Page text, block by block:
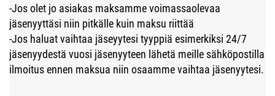
-Jos olet jo asiakas maksamme voimassaolevaa
jäsenyyttäsi niin pitkälle kuin maksu riittää
-Jos haluat vaihtaa jäseyytesi tyyppiä esimerkiksi 24/7
jäsenyydestä vuosi jäsenyyteen lähetä meille sähköpostilla
ilmoitus ennen maksua niin osaamme vaihtaa jäsenyytesi.